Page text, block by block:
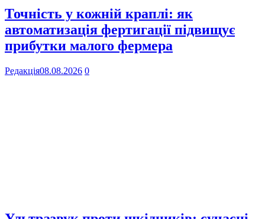
Точність у кожній краплі: як
автоматизація фертигації підвищує
прибутки малого фермера
Редакція08.08.2026 0